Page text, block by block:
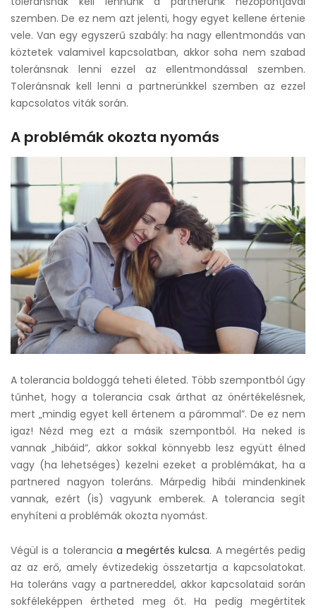
szemben. De ez nem azt jelenti, hogy egyet kellene értenie
vele. Van egy egyszerű szabály: ha nagy ellentmondás van
köztetek valamivel kapcsolatban, akkor soha nem szabad
toleránsnak lenni ezzel az ellentmondással szemben.
Toleránsnak kell lenni a partnerünkkel szemben az ezzel
kapcsolatos viták során.
A problémák okozta nyomás
A tolerancia boldoggá teheti életed. Több szempontból úgy
tűnhet, hogy a tolerancia csak árthat az önértékelésnek,
mert „mindig egyet kell értenem a párommal”. De ez nem
igaz! Nézd meg ezt a másik szempontból. Ha neked is
vannak „hibáid”, akkor sokkal könnyebb lesz együtt élned
vagy (ha lehetséges) kezelni ezeket a problémákat, ha a
partnered nagyon toleráns. Márpedig hibái mindenkinek
vannak, ezért (is) vagyunk emberek. A tolerancia segít
enyhíteni a problémák okozta nyomást.
Végül is a tolerancia a megértés kulcsa. A megértés pedig
az az erő, amely évtizedekig összetartja a kapcsolatokat.
Ha toleráns vagy a partnereddel, akkor kapcsolataid során
sokféleképpen értheted meg őt. Ha pedig megértitek